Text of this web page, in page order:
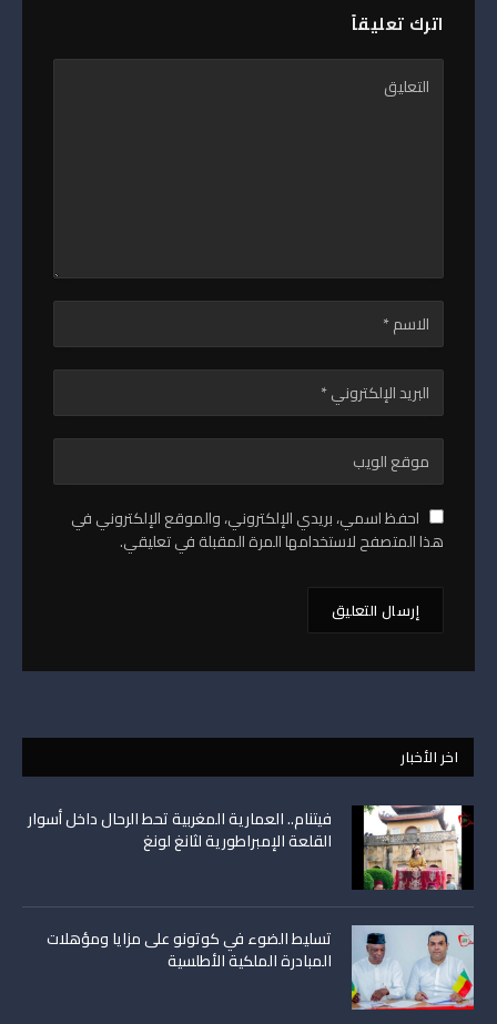
اترك تعليقاً
احفظ اسمي، بريدي الإلكتروني، والموقع الإلكتروني في
هذا المتصفح لاستخدامها المرة المقبلة في تعليقي.
اخر الأخبار
فيتنام.. العمارية المغربية تحط الرحال داخل أسوار
القلعة الإمبراطورية لثانغ لونغ
تسليط الضوء في كوتونو على مزايا ومؤهلات
المبادرة الملكية الأطلسية